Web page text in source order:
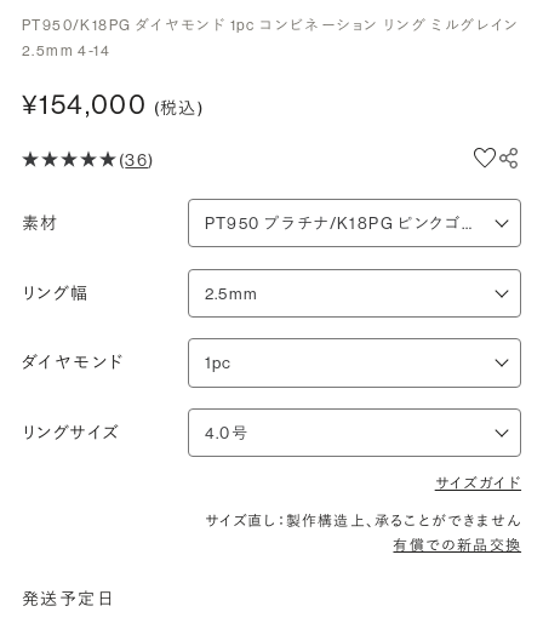
PT950/K18PG ダイヤモンド 1pc コンビネーション リング ミルグレイン
2.5mm 4-14
¥154,000 (税込)
(36)
素材
リング幅
ダイヤモンド
リングサイズ
サイズガイド
サイズ直し：製作構造上、承ることができません
有償での新品交換
発送予定日